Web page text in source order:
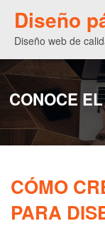
Diseño
Diseño web de
CONOCE
CÓMO
PARA